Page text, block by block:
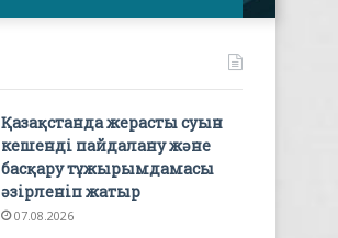
Қазақстанда жерасты суын
кешенді пайдалану және
басқару тұжырымдамасы
әзірленіп жатыр
07.08.2026